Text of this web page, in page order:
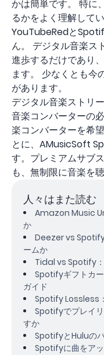
かは簡単です。 特に
るかをよく理解して
YouTubeRedと
ん。 デジタル音楽ス
進歩するだけであり
ます。 少なくとも今
があります。
デジタル音楽ストリ
音楽コンバーターの
楽コンバーターを希
とに、AMusicSoft
す。プレミアムサブ
も、無制限に音楽を
人々はまた読む
Amazon Music
か
Deezer vs Spotify
ームか
Tidal vs Spotify：
Spotifyギフトカ
ガイド
Spotify Lossless
Spotifyでプレイ
すか
SpotifyとHuluの
Spotifyに曲をア